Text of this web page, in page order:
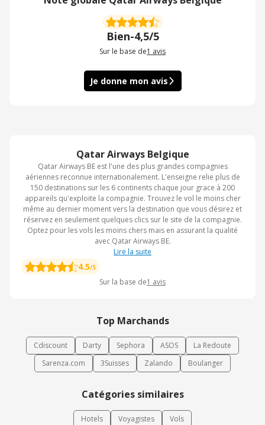
Qatar Airways Belgique
Qatar Airways BE est l'une des plus grandes compagnies
aériennes reconnue internationalement. L'enseigne relie plus de
150 destinations sur les 6 continents chaque jour grace à 200
appareils qu'exploite la compagnie. Trouvez le vol le moins cher
même au dernier moment vers la destination que vous désirez et
réservez en seulement quelques clics sur le site de la compagnie.
Optez pour les vols les moins chers mais en assurant la qualité
avec Qatar Airways BE.
Lire la suite
4.5/5
Sur la base de1 avis
Top Marchands
Cdiscount Darty Sephora ASOS
La Redoute
Sarenza.com
3Suisses Zalando Boulanger
Catégories similaires
Hotels Voyagistes Vols
Bien-4,5/5
Sur le base de1 avis
Je donne mon avis